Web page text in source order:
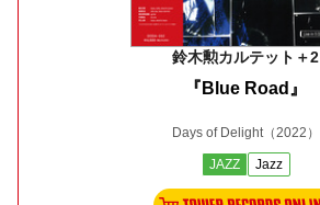
鈴木勲カルテット＋2
『Blue Road』
Days of Delight（2022）
JAZZ Jazz